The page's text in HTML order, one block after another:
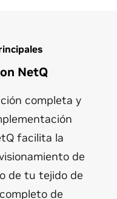
NetQ
completa y
facilita la
de
de tu tejido de
de